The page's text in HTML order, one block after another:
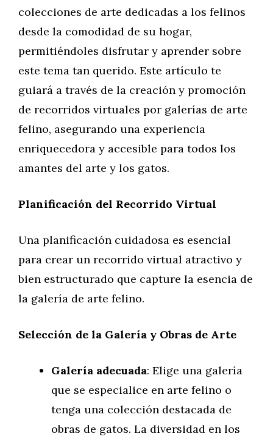
colecciones de arte dedicadas a los felinos
desde la comodidad de su hogar,
permitiéndoles disfrutar y aprender sobre
este tema tan querido. Este artículo te
guiará a través de la creación y promoción
de recorridos virtuales por galerías de arte
felino, asegurando una experiencia
enriquecedora y accesible para todos los
amantes del arte y los gatos.
Planificación del Recorrido Virtual
Una planificación cuidadosa es esencial
para crear un recorrido virtual atractivo y
bien estructurado que capture la esencia de
la galería de arte felino.
Selección de la Galería y Obras de Arte
Galería adecuada: Elige una galería
que se especialice en arte felino o
tenga una colección destacada de
obras de gatos. La diversidad en los